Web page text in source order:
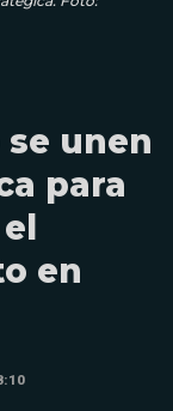
unen
para
en